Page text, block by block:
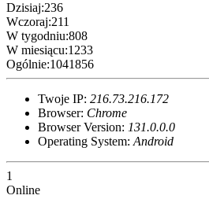
Dzisiaj:236
Wczoraj:211
W tygodniu:808
W miesiącu:1233
Ogólnie:1041856
Twoje IP: 216.73.216.172
Browser: Chrome
Browser Version: 131.0.0.0
Operating System: Android
1
Online